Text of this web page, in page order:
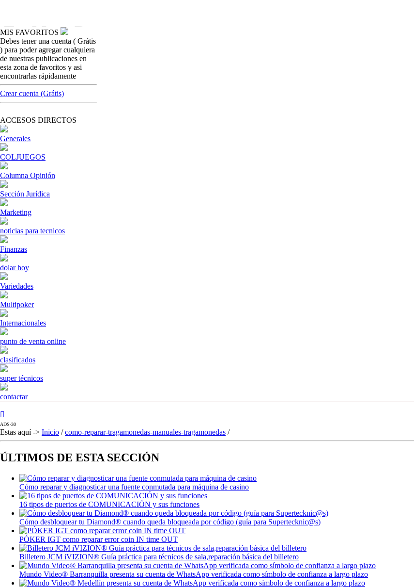
MIS FAVORITOS
Debes tener una cuenta ( Grátis
) para poder agregar cualquiera
de nuestras publicaciones en
esta zona de favoritos y asi
encontrarlas rápidamente
Crear cuenta (Grátis)
ACCESOS DIRECTOS
Generales
COLJUEGOS
Columna Opinión
Sección Jurídica
Marketing
noticias para tecnicos
Finanzas
dolar hoy
Variedades
Multipoker
Internacionales
punto de venta online
clasificados
super técnicos
contactar
ADS-30
Estas aquí -> Inicio /como-reparar-tragamonedas-manuales-tragamonedas /
ÚLTIMOS DE ESTA SECCIÓN
Cómo reparar y diagnosticar una fuente conmutada para máquina de casino
16 tipos de puertos de COMUNICACIÓN y sus funciones
Cómo desbloquear tu Diamond® cuando queda bloqueada por código (guía para Supertecknic@s)
PÓKER IGT como reparar error coin IN time OUT
Billetero JCM iVIZION® Guía práctica para técnicos de sala,reparación básica del billetero
Mundo Video® Barranquilla presenta su cuenta de WhatsApp verificada como símbolo de confianza a largo plazo